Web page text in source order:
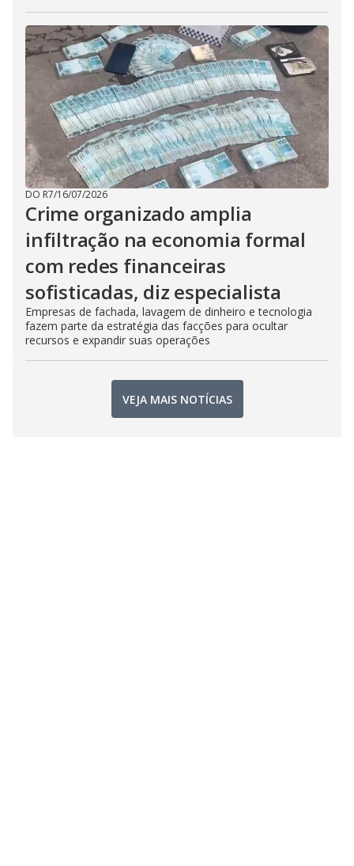
DO R7/16/07/2026
Crime organizado amplia
infiltração na economia formal
com redes financeiras
sofisticadas, diz especialista
Empresas de fachada, lavagem de dinheiro e tecnologia
fazem parte da estratégia das facções para ocultar
recursos e expandir suas operações
VEJA MAIS NOTÍCIAS